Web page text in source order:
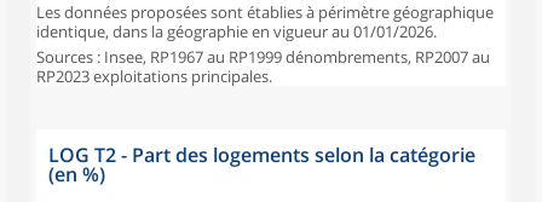
Les données proposées sont établies à périmètre géographique
identique, dans la géographie en vigueur au 01/01/2026.
Sources : Insee, RP1967 au RP1999 dénombrements, RP2007 au
RP2023 exploitations principales.
LOG T2 - Part des logements selon la catégorie
(en %)